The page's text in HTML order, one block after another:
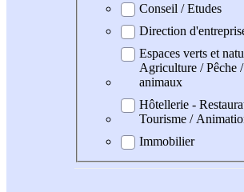
Conseil / Etudes
Direction
Espaces verts et
Agriculture / Pêche
animaux
Hôtellerie -
Tourisme /
Immobilier